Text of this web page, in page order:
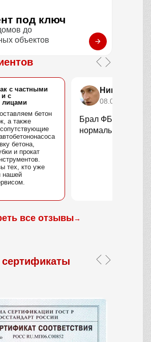
под ключ
до
объектов
с частными
и с
лицами
бетон
а также
бетона,
и прокат
тех, кто уже
нашей
Николай
08.01.2026
Брал ФБС блоки
нормально,
все отзывы→